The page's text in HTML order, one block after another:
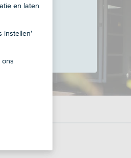
en laten
instellen'
ons